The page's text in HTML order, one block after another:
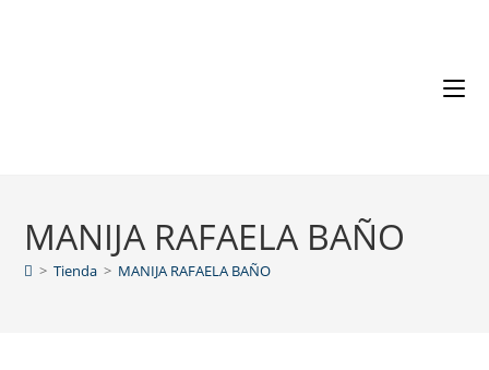
MANIJA RAFAELA BAÑO
> Tienda > MANIJA RAFAELA BAÑO